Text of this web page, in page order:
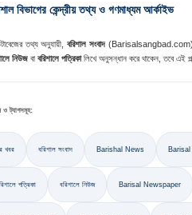
বিভাগের কেন্দ্রীয় তথ্য ও গণমাধ্যম আর্কাইভ
তথ্য অনুযায়ী,বরিশাল সংবাদ(Barisalsangbad.com)
নিউজ বা বরিশালে পত্রিকালিখে অনুসন্ধান করে থাকেন, তবে এই
ও ট্যাগসমূহ:
খবর বরিশাল সংবাদ Barishal News
পত্রিকা বরিশালে নিউজ Barisal Newspaper